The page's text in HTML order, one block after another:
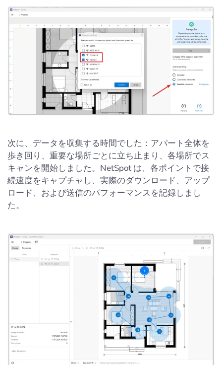
次に、データを収集する時間でした：アパート全体を
歩き回り、重要な場所ごとに立ち止まり、各場所でス
キャンを開始しました。NetSpot は、各ポイントで接
続速度をキャプチャし、実際のダウンロード、アップ
ロード、および送信のパフォーマンスを記録しまし
た。